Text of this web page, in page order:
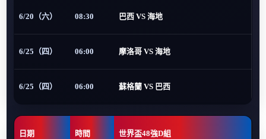
6/20（六） 08:30 巴西 VS 海地
6/25（四） 06:00 摩洛哥 VS 海地
6/25（四） 06:00 蘇格蘭 VS 巴西
日期 時間 世界盃48強D組